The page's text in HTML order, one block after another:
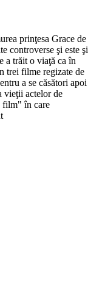
prinţesa Grace de
controverse şi este şi
a trăit o viaţă ca în
trei filme regizate de
a se căsători apoi
vieţii actelor de
film" în care